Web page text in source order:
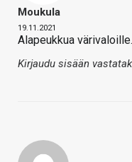
Moukula
19.11.2021
Alapeukkua värivaloille.
Kirjaudu sisään